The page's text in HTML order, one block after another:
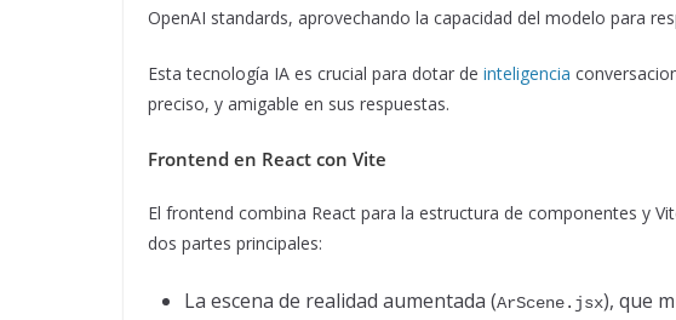
OpenAI standards, aprovechando la capacidad del modelo para
Esta tecnología IA es crucial para dotar de inteligencia
preciso, y amigable en sus respuestas.
Frontend en React con Vite
El frontend combina React para la estructura de componentes y
dos partes principales:
La escena de realidad aumentada (ArScene.jsx), que